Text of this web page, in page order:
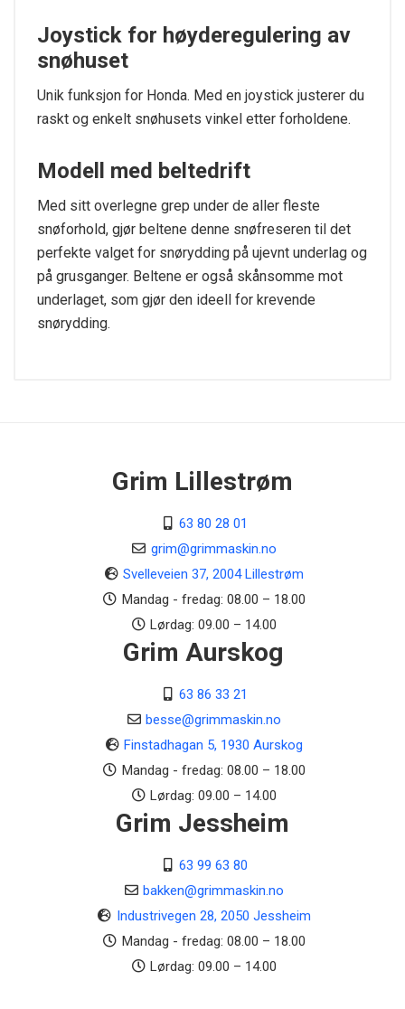
Joystick for høyderegulering av
snøhuset
Unik funksjon for Honda. Med en joystick justerer du
raskt og enkelt snøhusets vinkel etter forholdene.
Modell med beltedrift
Med sitt overlegne grep under de aller fleste
snøforhold, gjør beltene denne snøfreseren til det
perfekte valget for snørydding på ujevnt underlag og
på grusganger. Beltene er også skånsomme mot
underlaget, som gjør den ideell for krevende
snørydding.
Innkobling fresesystem
Maks kapasitet
Variabel Hydrostat
Sylindervolum
Grim Lillestrøm
63 80 28 01
grim@grimmaskin.no
Svelleveien 37, 2004 Lillestrøm
Mandag - fredag: 08.00 – 18.00
Lørdag: 09.00 – 14.00
Grim Aurskog
63 86 33 21
besse@grimmaskin.no
Finstadhagan 5, 1930 Aurskog
Mandag - fredag: 08.00 – 18.00
Lørdag: 09.00 – 14.00
Grim Jessheim
63 99 63 80
bakken@grimmaskin.no
Industrivegen 28, 2050 Jessheim
Mandag - fredag: 08.00 – 18.00
Lørdag: 09.00 – 14.00